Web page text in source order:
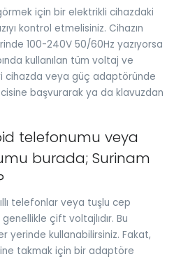
için bir elektrikli cihazdaki
kontrol etmelisiniz. Cihazın
100-240V 50/60Hz yazıyorsa
kullanılan tüm voltaj ve
cihazda veya güç adaptöründe
başvurarak ya da klavuzdan
telefonumu veya
burada; Surinam
telefonlar veya tuşlu cep
çift voltajlıdır. Bu
yerinde kullanabilirsiniz. Fakat,
takmak için bir adaptöre